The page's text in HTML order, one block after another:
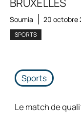
BRUXELLES
Soumia 20 octobre
SPORTS
Sports
Le match de